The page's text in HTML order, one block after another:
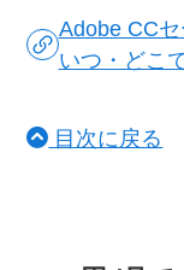
Adobe CCセ
いつ・どこ
目次に戻る